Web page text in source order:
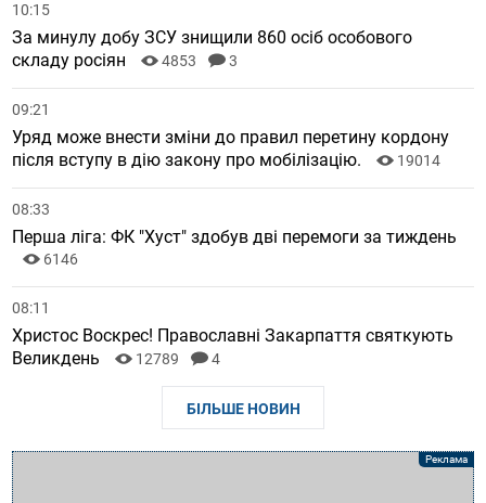
10:15
За минулу добу ЗСУ знищили 860 осіб особового
складу росіян
4853 3
09:21
Уряд може внести зміни до правил перетину кордону
після вступу в дію закону про мобілізацію.
19014
08:33
Перша ліга: ФК "Хуст" здобув дві перемоги за тиждень
6146
08:11
Христос Воскрес! Православні Закарпаття святкують
Великдень
12789 4
БІЛЬШЕ НОВИН